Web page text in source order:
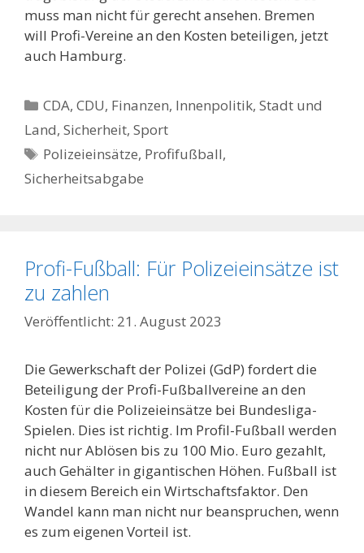
muss man nicht für gerecht ansehen. Bremen
will Profi-Vereine an den Kosten beteiligen, jetzt
auch Hamburg.
Kategorien
CDA,CDU, Finanzen, Innenpolitik, Stadt und
Land, Sicherheit, Sport
Schlagwörter
Polizeieinsätze, Profifußball,
Sicherheitsabgabe
Profi-Fußball: Für Polizeieinsätze ist
zu zahlen
21. August 2023
Die Gewerkschaft der Polizei (GdP) fordert die
Beteiligung der Profi-Fußballvereine an den
Kosten für die Polizeieinsätze bei Bundesliga-
Spielen. Dies ist richtig. Im Profil-Fußball werden
nicht nur Ablösen bis zu 100 Mio. Euro gezahlt,
auch Gehälter in gigantischen Höhen. Fußball ist
in diesem Bereich ein Wirtschaftsfaktor. Den
Wandel kann man nicht nur beanspruchen, wenn
es zum eigenen Vorteil ist.